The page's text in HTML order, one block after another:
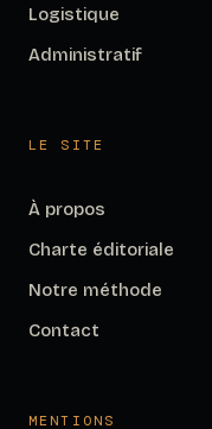
Logistique
Administratif
LE SITE
À propos
Charte éditoriale
Notre méthode
Contact
MENTIONS